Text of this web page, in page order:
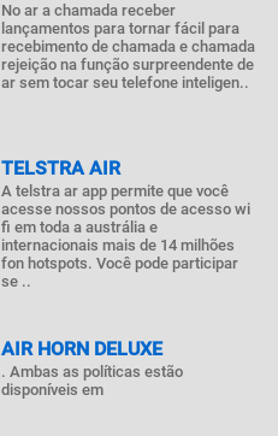
No ar a chamada receber
lançamentos para tornar fácil para
recebimento de chamada e chamada
rejeição na função surpreendente de
ar sem tocar seu telefone inteligen..
TELSTRA AIR
A telstra ar app permite que você
acesse nossos pontos de acesso wi
fi em toda a austrália e
internacionais mais de 14 milhões
fon hotspots. Você pode participar
se ..
AIR HORN DELUXE
. Ambas as políticas estão
disponíveis em